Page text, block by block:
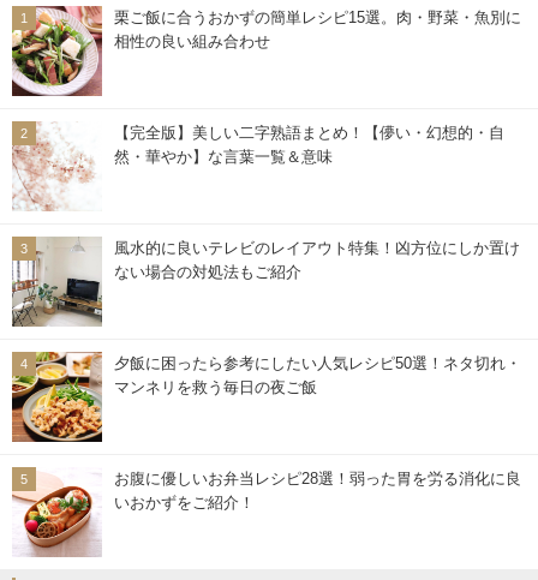
栗ご飯に合うおかずの簡単レシピ15選。肉・野菜・魚別に
相性の良い組み合わせ
【完全版】美しい二字熟語まとめ！【儚い・幻想的・自
然・華やか】な言葉一覧＆意味
風水的に良いテレビのレイアウト特集！凶方位にしか置け
ない場合の対処法もご紹介
夕飯に困ったら参考にしたい人気レシピ50選！ネタ切れ・
マンネリを救う毎日の夜ご飯
お腹に優しいお弁当レシピ28選！弱った胃を労る消化に良
いおかずをご紹介！